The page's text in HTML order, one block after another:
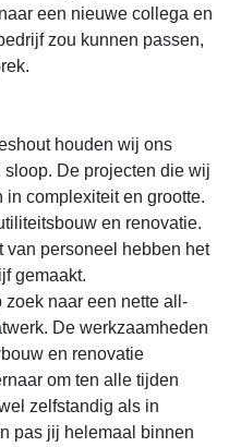
een nieuwe collega en
zou kunnen passen,
houden wij ons
sloop. De projecten die wij
complexiteit en grootte.
en renovatie.
van personeel hebben het
gemaakt.
naar een nette all-
De werkzaamheden
en renovatie
om ten alle tijden
zelfstandig als in
pas jij helemaal binnen